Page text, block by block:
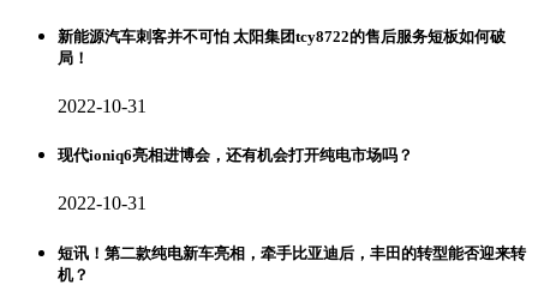
新能源汽车刺客并不可怕 太阳集团tcy8722的售后服务短板如何破
局！
2022-10-31
现代ioniq6亮相进博会，还有机会打开纯电市场吗？
2022-10-31
短讯！第二款纯电新车亮相，牵手比亚迪后，丰田的转型能否迎来转
机？